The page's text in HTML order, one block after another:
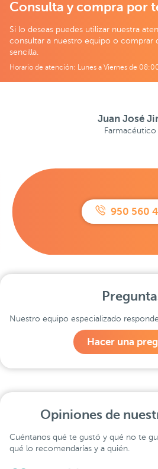
Consulta y compra por
Si lo deseas puedes utilizar nuestra
consultar a nuestro equipo o comprar
sencilla.
Horario de atención: Lunes a Viernes de
950 560
Juan José
Nuestro equipo especializado
Hacer una
Opiniones de
Cuéntanos qué te gustó y qué no te
qué lo recomendarías y a quién.